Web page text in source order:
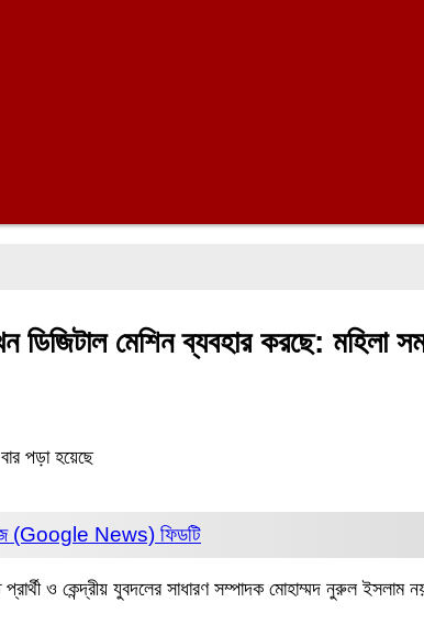
ডিজিটাল মেশিন ব্যবহার করছে: মহিলা
পড়া হয়েছে
(Google News) ফিডটি
ও কেন্দ্রীয় যুবদলের সাধারণ সম্পাদক মোহাম্মদ নুরুল ইসলাম